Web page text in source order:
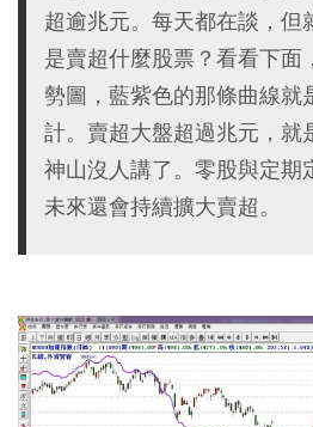
超逾兆元。每天都在談，但
是賣超什麼股票？看看下面
勢圖，藍紫色的那條曲線就
計。賣超大盤超過兆元，就
神山沒人講了。零股與定期
未來還會持續擴大賣超。